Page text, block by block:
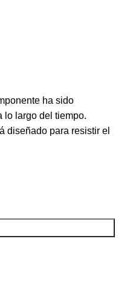
ha sido
lo largo del tiempo.
diseñado para resistir el